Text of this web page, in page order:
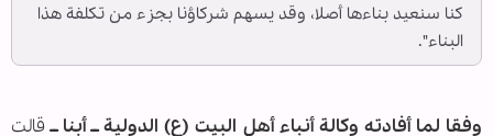
كنا سنعيد بناءها أصلا، وقد يسهم شركاؤنا بجزء من تكلفة هذا
البناء".
وفقا لما أفادته وكالة أنباء أهل البيت (ع) الدولية ــ أبنا ــقالت